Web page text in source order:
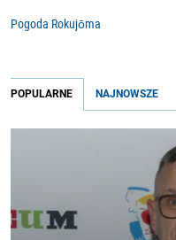
Pogoda Rokujōma
POPULARNE NAJNOWSZE